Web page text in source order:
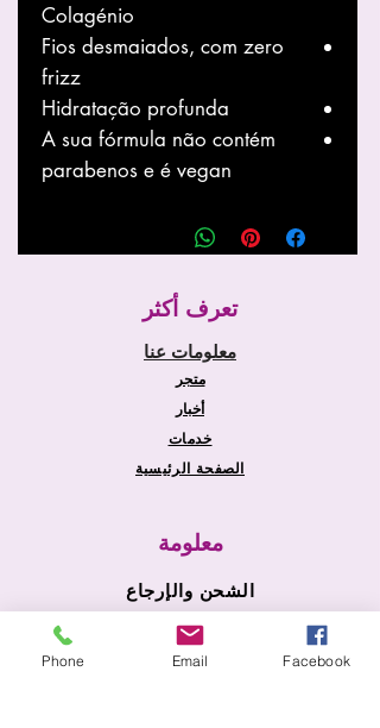
Colagénio
Fios desmaiados, com zero
frizz
Hidratação profunda
A sua fórmula não contém
parabenos e é vegan
تعرف أكثر
معلومات عنا
متجر
أخبار
خدمات
الصفحة الرئيسية
معلومة
الشحن والإرجاع
سياسة المتجر
طرق الدفع
Phone Email Facebook